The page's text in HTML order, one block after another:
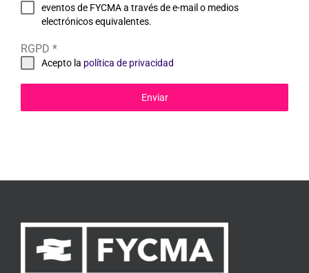
eventos de FYCMA a través de e-mail o medios
electrónicos equivalentes.
RGPD *
Acepto la política de privacidad
Enviar